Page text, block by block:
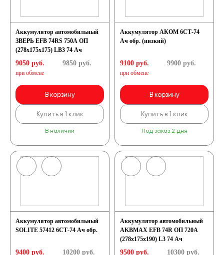
Аккумулятор автомобильный
ЗВЕРЬ EFB 74RS 750A ОП
(278x175x175) LB3 74 Ач
9050 руб.
при обмене
9850руб.
В корзину
Купить в 1 клик
В наличии
Аккумулятор АКОМ 6СТ-74
Ач обр. (низкий)
9100 руб.
при обмене
9900руб.
В корзину
Купить в 1 клик
Под заказ 2 дня
Аккумулятор автомобильный
SOLITE 57412 6СТ-74 Ач обр.
9400 руб. 10200руб.
Аккумулятор автомобильный
AKBMAX EFB 74R ОП 720A
(278x175x190) L3 74 Ач
9500 руб. 10300руб.